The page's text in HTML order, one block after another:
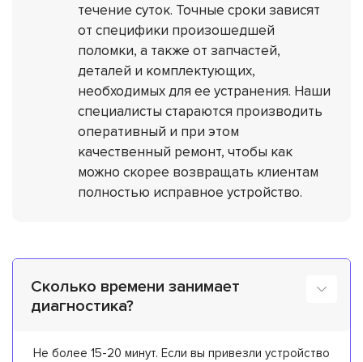
течение суток. Точные сроки зависят
от специфики произошедшей
поломки, а также от запчастей,
деталей и комплектующих,
необходимых для ее устранения. Наши
специалисты стараются производить
оперативный и при этом
качественный ремонт, чтобы как
можно скорее возвращать клиентам
полностью исправное устройство.
Сколько времени занимает
диагностика?
Не более 15-20 минут. Если вы привезли устройство